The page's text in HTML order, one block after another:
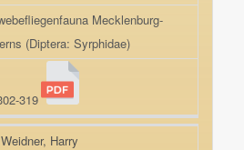
Mecklenburg-
(Diptera: Syrphidae)
319
Weidner, Harry